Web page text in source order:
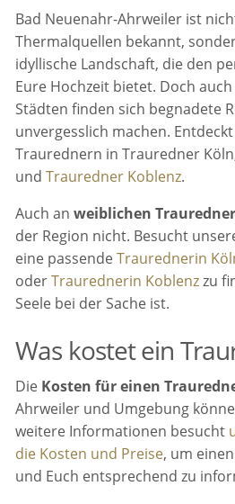
Bad Neuenahr-Ahrweiler ist
Thermalquellen bekannt,
idyllische Landschaft, die den
Eure Hochzeit bietet. Doch
Städten finden sich begnadete
unvergesslich machen.
Traurednern in Trauredner
undTrauredner Koblenz.
Auch anweiblichen
der Region nicht. Besucht
eine passendeTraurednerin
oderTraurednerin Koblenzzu
Seele bei der Sache ist.
Was kostet ein
Die Kosten für einen
Ahrweiler und Umgebung
weitere Informationen besucht
die Kosten und Preise, um
und Euch entsprechend zu